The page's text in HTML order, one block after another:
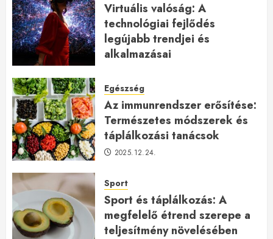
Virtuális valóság: A
technológiai fejlődés
legújabb trendjei és
alkalmazásai
Egészség
Az immunrendszer erősítése:
Természetes módszerek és
táplálkozási tanácsok
2025.12.24.
Sport
Sport és táplálkozás: A
megfelelő étrend szerepe a
teljesítmény növelésében